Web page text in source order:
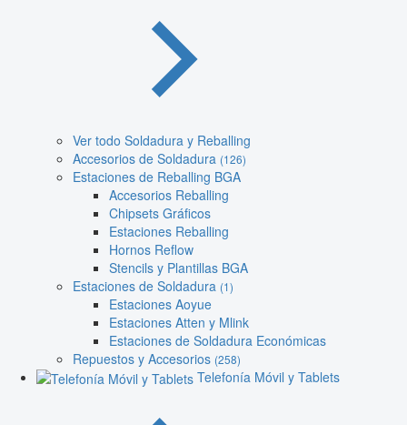
Ver todo Soldadura y Reballing
Accesorios de Soldadura (126)
Estaciones de Reballing BGA
Accesorios Reballing
Chipsets Gráficos
Estaciones Reballing
Hornos Reflow
Stencils y Plantillas BGA
Estaciones de Soldadura (1)
Estaciones Aoyue
Estaciones Atten y Mlink
Estaciones de Soldadura Económicas
Repuestos y Accesorios (258)
Telefonía Móvil y Tablets